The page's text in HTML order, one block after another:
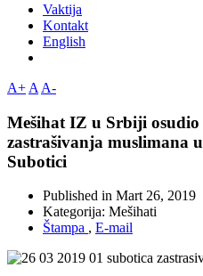
Vaktija
Kontakt
English
A+ A A-
Mešihat IZ u Srbiji osudio
zastrašivanja muslimana u
Subotici
Published in Mart 26, 2019
Kategorija: Mešihati
Štampa , E-mail